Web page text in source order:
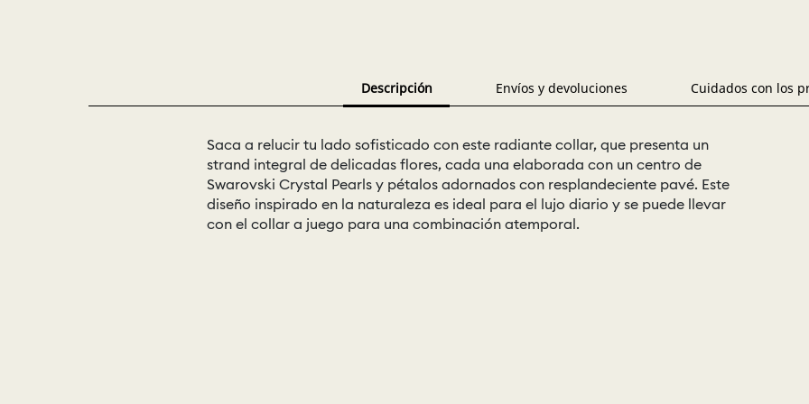
Descripción Envíos y devoluciones Cuidados con los
Saca a relucir tu lado sofisticado con este radiante collar, que presenta un
strand integral de delicadas flores, cada una elaborada con un centro de
Swarovski Crystal Pearls y pétalos adornados con resplandeciente pavé. Este
diseño inspirado en la naturaleza es ideal para el lujo diario y se puede llevar
con el collar a juego para una combinación atemporal.